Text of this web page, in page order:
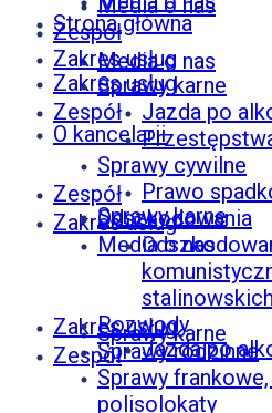
Zakres usług
Sprawy karne
Jazda po
Zespół
Zakres usług
Sprawy karne
Media o nas
Zespół
Zakres usług
Strona główna
O kancelarii
Media o nas
Zespół
Media o nas
Zespół
Zakres usług
Sprawy karne
Jazda po
Sprawy cywilne
Prawo
Odszkodowania
Rozwody
Sprawy rodzinne
Sprawy
polisolokaty